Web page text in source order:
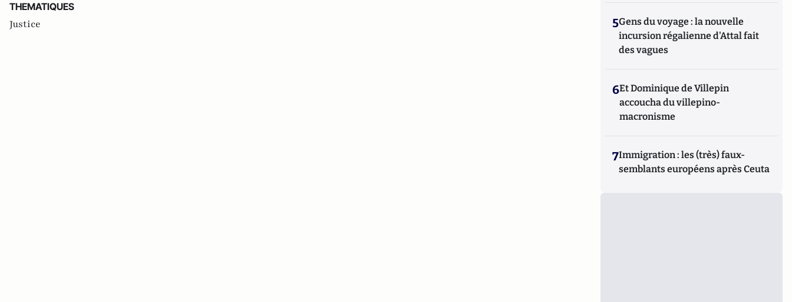
THEMATIQUES
Justice 5Gens du voyage : la nouvelle
incursion régalienne d'Attal fait
des vagues
6Et Dominique de Villepin
accoucha du villepino-
macronisme
7Immigration : les (très) faux-
semblants européens après Ceuta